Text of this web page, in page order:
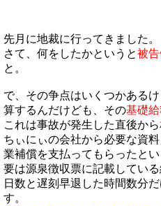
先月に地裁に行ってきました。
さて、何をしたかというと被
と。
で、その争点はいくつかある
算するんだけども、その基礎
これは事故が発生した直後か
ちぃにぃの会社から必要な資
業補償を支払ってもらったとい
要は源泉徴収票に記載してい
日数と遅刻早退した時間数分
す。